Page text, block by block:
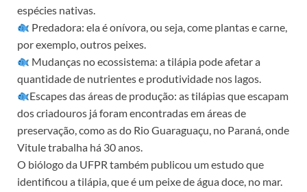
espécies nativas.
Predadora: ela é onívora, ou seja, come plantas e carne,
por exemplo, outros peixes.
Mudanças no ecossistema: a tilápia pode afetar a
quantidade de nutrientes e produtividade nos lagos.
Escapes das áreas de produção: as tilápias que escapam
dos criadouros já foram encontradas em áreas de
preservação, como as do Rio Guaraguaçu, no Paraná, onde
Vitule trabalha há 30 anos.
O biólogo da UFPR também publicou um estudo que
identificou a tilápia, que é um peixe de água doce, no mar.